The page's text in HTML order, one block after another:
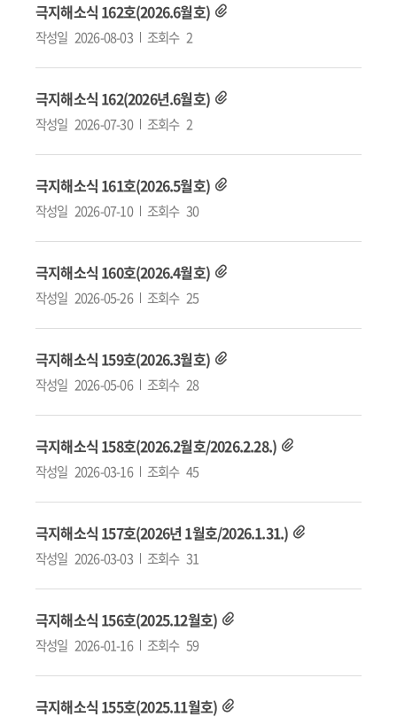
극지해소식 162호(2026.6월호)
작성일 2026-08-03 조회수 2
극지해소식 162(2026년.6월호)
작성일 2026-07-30 조회수 2
극지해소식 161호(2026.5월호)
작성일 2026-07-10 조회수 30
극지해소식 160호(2026.4월호)
작성일 2026-05-26 조회수 25
극지해소식 159호(2026.3월호)
작성일 2026-05-06 조회수 28
극지해소식 158호(2026.2월호/2026.2.28.)
작성일 2026-03-16 조회수 45
극지해소식 157호(2026년 1월호/2026.1.31.)
작성일 2026-03-03 조회수 31
극지해소식 156호(2025.12월호)
작성일 2026-01-16 조회수 59
극지해소식 155호(2025.11월호)